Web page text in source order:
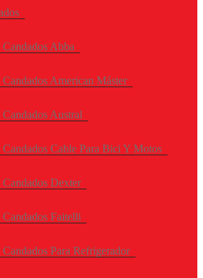
Candados Abba
Candados American Máster
Candados Austral
Candados Cable Para Bici Y Motos
Candados Dexter
Candados Faitelli
Candados Para Refrigerador